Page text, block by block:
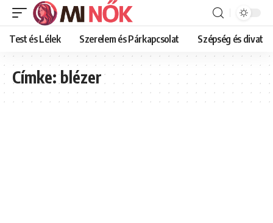
Test és Lélek Szerelem és Párkapcsolat Szépség és divat
Címke:blézer